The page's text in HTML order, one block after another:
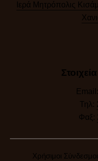
Ιερά Μητρόπολις
Email:
Τηλ:
Φαξ:
Χρήσιμοι Σύνδεσμοι